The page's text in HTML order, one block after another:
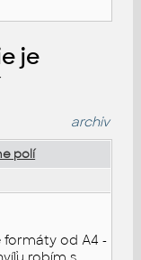
je
archiv
polí
formáty od A4 -